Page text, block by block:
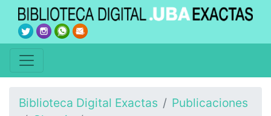
Biblioteca Digital Exactas
Publicaciones